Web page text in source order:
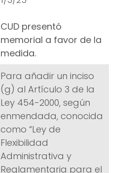
CUD presentó
memorial a favor de la
medida.
Para añadir un inciso
(g) al Artículo 3 de la
Ley 454-2000, según
enmendada, conocida
como “Ley de
Flexibilidad
Administrativa y
Reglamentaria para el